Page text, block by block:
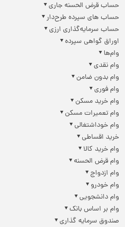
حساب قرض الحسنه جاری
حساب های سپرده طرح‌دار
حساب سرمایه‌گذاری ارزی
اوراق گواهی سپرده
وام‌ها
وام نقدی
وام بدون ضامن
وام فوری
وام خرید مسکن
وام تعمیرات مسکن
وام خوداشتغالی
خرید اقساطی
وام خرید کالا
وام قرض الحسنه
وام ازدواج
وام خودرو
وام دانشجویی
وام بر اساس بانک
صندوق سرمایه گذاری